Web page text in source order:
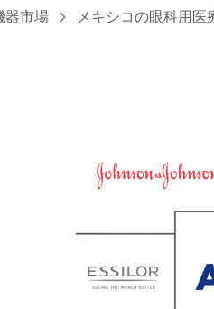
器市場 メキシコの眼科用医